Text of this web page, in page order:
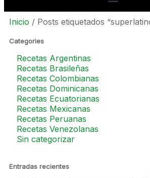
Inicio / Posts etiquetados
Categories
Recetas Argentinas
Recetas Brasileñas
Recetas Colombianas
Recetas Dominicanas
Recetas Ecuatorianas
Recetas Mexicanas
Recetas Peruanas
Recetas Venezolanas
Sin categorizar
Entradas recientes